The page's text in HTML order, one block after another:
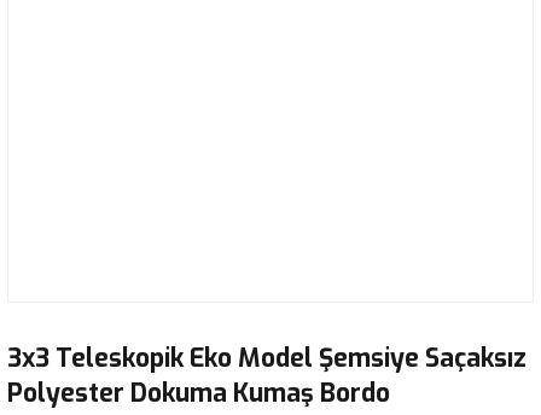
3x3 Teleskopik Eko Model Şemsiye Saçaksız
Polyester Dokuma Kumaş Bordo